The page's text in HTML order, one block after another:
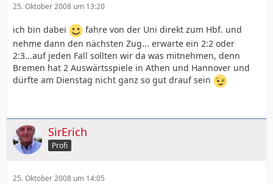
25. Oktober 2008 um 13:20
ich bin dabei
fahre von der Uni direkt zum Hbf. und
nehme dann den nächsten Zug... erwarte ein 2:2 oder
2:3...auf jeden Fall sollten wir da was mitnehmen, denn
Bremen hat 2 Auswärtsspiele in Athen und Hannover und
dürfte am Dienstag nicht ganz so gut drauf sein
SirErich
Profi
25. Oktober 2008 um 14:05